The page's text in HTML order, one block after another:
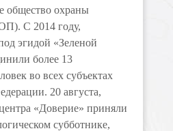
общество охраны
С 2014 году,
эгидой «Зеленой
более 13
во всех субъектах
20 августа,
«Доверие» приняли
субботнике,